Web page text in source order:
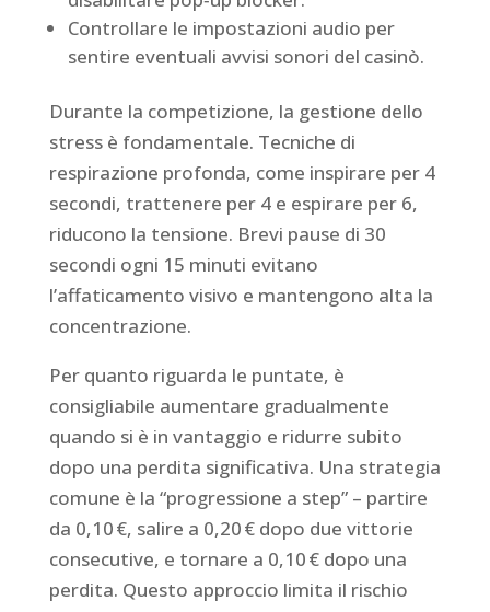
Controllare le impostazioni audio per
sentire eventuali avvisi sonori del casinò.
Durante la competizione, la gestione dello
stress è fondamentale. Tecniche di
respirazione profonda, come inspirare per 4
secondi, trattenere per 4 e espirare per 6,
riducono la tensione. Brevi pause di 30
secondi ogni 15 minuti evitano
l’affaticamento visivo e mantengono alta la
concentrazione.
Per quanto riguarda le puntate, è
consigliabile aumentare gradualmente
quando si è in vantaggio e ridurre subito
dopo una perdita significativa. Una strategia
comune è la “progressione a step” – partire
da 0,10 €, salire a 0,20 € dopo due vittorie
consecutive, e tornare a 0,10 € dopo una
perdita. Questo approccio limita il rischio